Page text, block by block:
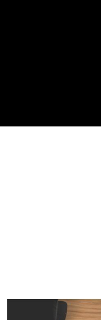
Imagen de portada